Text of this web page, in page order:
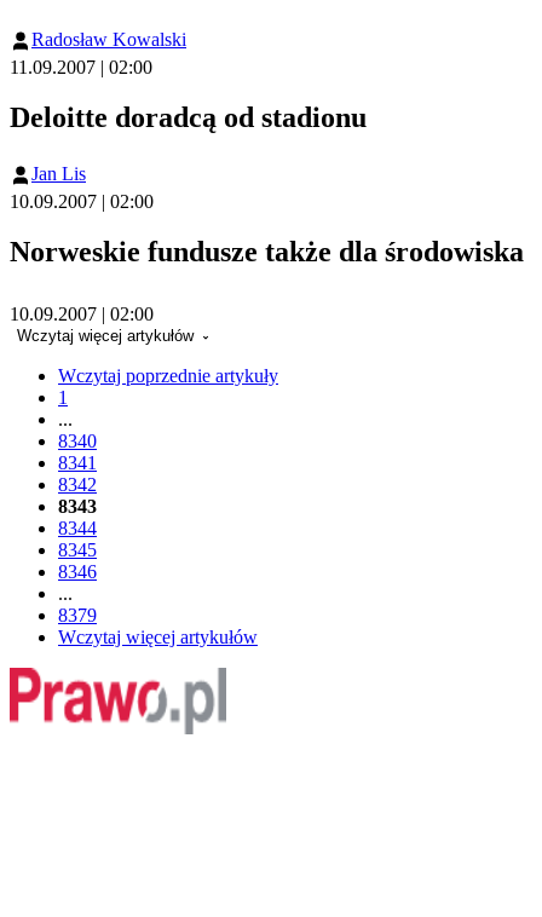
Radosław Kowalski
11.09.2007 | 02:00
Deloitte doradcą od stadionu
Jan Lis
10.09.2007 | 02:00
Norweskie fundusze także dla środowiska
10.09.2007 | 02:00
Wczytaj więcej artykułów
Wczytaj poprzednie artykuły
1
...
8340
8341
8342
8343
8344
8345
8346
...
8379
Wczytaj więcej artykułów